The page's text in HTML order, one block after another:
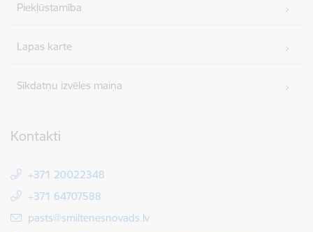
Piekļūstamība
Lapas karte
Sīkdatņu izvēles maiņa
Kontakti
+371 20022348
+371 64707588
E-pasts:
pasts@smiltenesnovads.lv